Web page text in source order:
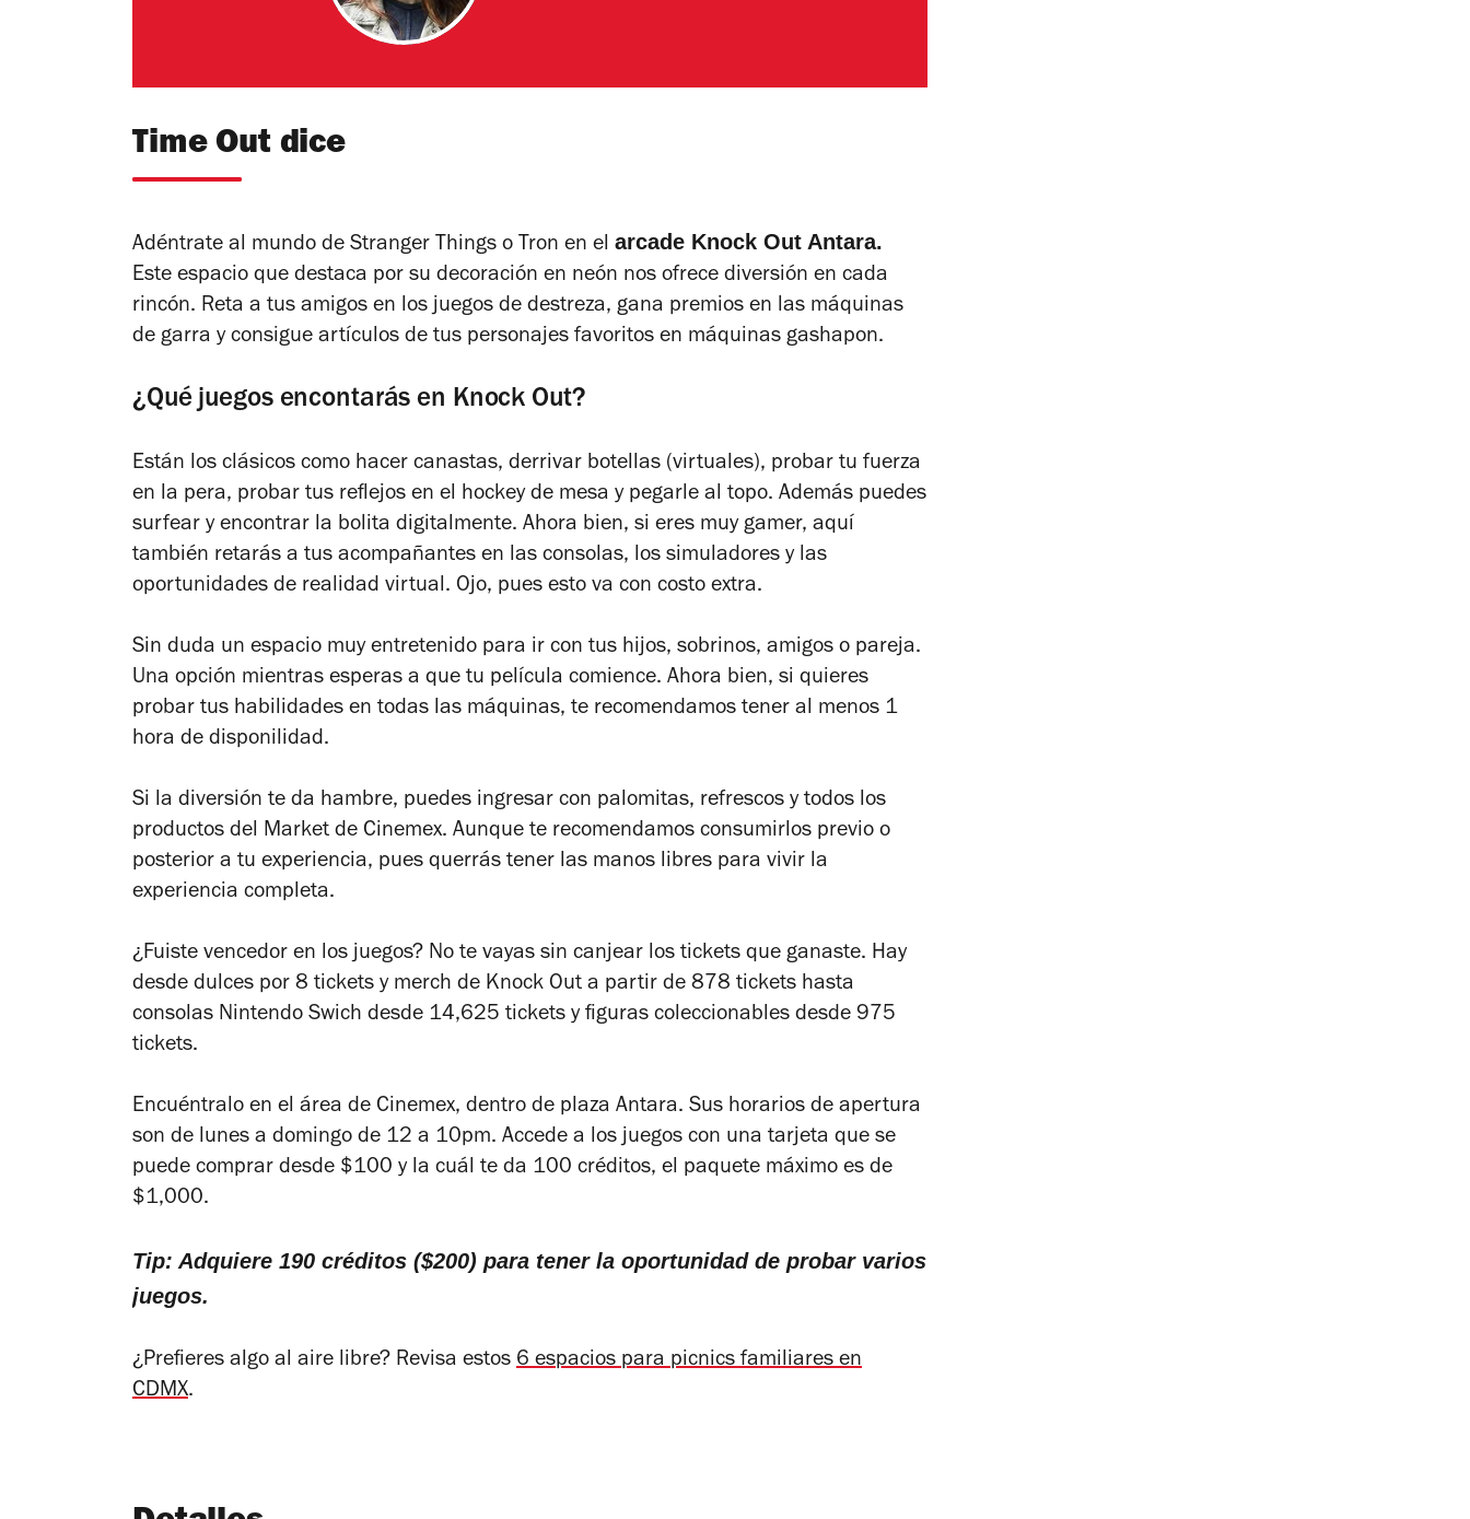
Time Out dice
Adéntrate al mundo de Stranger Things o Tron en el arcade Knock Out Antara.
Este espacio que destaca por su decoración en neón nos ofrece diversión en cada
rincón. Reta a tus amigos en los juegos de destreza, gana premios en las máquinas
de garra y consigue artículos de tus personajes favoritos en máquinas gashapon.
¿Qué juegos encontarás en Knock Out?
Están los clásicos como hacer canastas, derrivar botellas (virtuales), probar tu fuerza
en la pera, probar tus reflejos en el hockey de mesa y pegarle al topo. Además puedes
surfear y encontrar la bolita digitalmente. Ahora bien, si eres muy gamer, aquí
también retarás a tus acompañantes en las consolas, los simuladores y las
oportunidades de realidad virtual. Ojo, pues esto va con costo extra.
Sin duda un espacio muy entretenido para ir con tus hijos, sobrinos, amigos o pareja.
Una opción mientras esperas a que tu película comience. Ahora bien, si quieres
probar tus habilidades en todas las máquinas, te recomendamos tener al menos 1
hora de disponilidad.
Si la diversión te da hambre, puedes ingresar con palomitas, refrescos y todos los
productos del Market de Cinemex. Aunque te recomendamos consumirlos previo o
posterior a tu experiencia, pues querrás tener las manos libres para vivir la
experiencia completa.
¿Fuiste vencedor en los juegos? No te vayas sin canjear los tickets que ganaste. Hay
desde dulces por 8 tickets y merch de Knock Out a partir de 878 tickets hasta
consolas Nintendo Swich desde 14,625 tickets y figuras coleccionables desde 975
tickets.
Encuéntralo en el área de Cinemex, dentro de plaza Antara. Sus horarios de apertura
son de lunes a domingo de 12 a 10pm. Accede a los juegos con una tarjeta que se
puede comprar desde $100 y la cuál te da 100 créditos, el paquete máximo es de
$1,000.
Tip: Adquiere 190 créditos ($200) para tener la oportunidad de probar varios
juegos.
¿Prefieres algo al aire libre? Revisa estos 6 espacios para picnics familiares en
CDMX.